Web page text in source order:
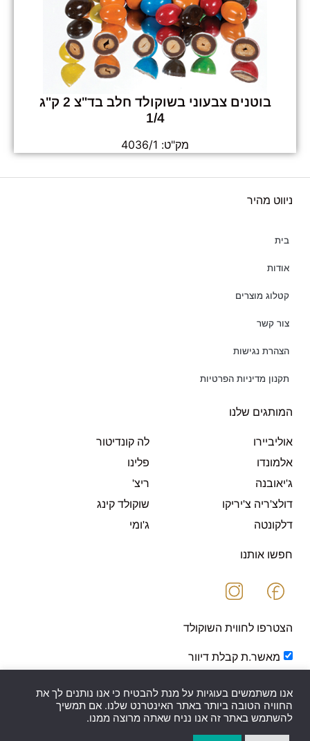
בוטנים צבעוני בשוקולד חלב בד"צ 2 ק"ג
1/4
מק"ט: 4036/1
ניווט מהיר
בית
אודות
קטלוג מוצרים
צור קשר
הצהרת נגישות
תקנון מדיניות הפרטיות
המותגים שלנו
אוליביירו
אלמונדו
ג'יאובנה
דולצ'ריה צ'יריקו
דלקונטה
לה קונדיטור
פלינו
ריצ'
שוקולד קינג
ג'ומי
חפשו אותנו
הצטרפו לחווית השוקולד
מאשר.ת קבלת דיוור
שלח.י
אנו משתמשים בעוגיות על מנת להבטיח כי אנו נותנים לך את
החוויה הטובה ביותר באתר האינטרנט שלנו. אם תמשיך
להשתמש באתר זה אנו נניח שאתה מרוצה ממנו.